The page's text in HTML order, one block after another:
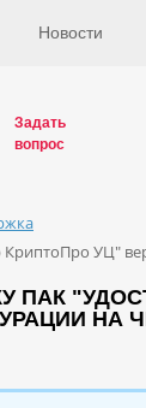
Новости
Задать
вопрос
УЦ"
ПАК
НА